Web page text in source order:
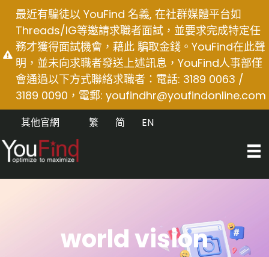
content
最近有騙徒以 YouFind 名義, 在社群媒體平台如
Threads/IG等邀請求職者面試，並要求完成特定任
務才獲得面試機會，藉此 騙取金錢。YouFind在此聲
明，並未向求職者發送上述訊息，YouFind人事部僅
會通過以下方式聯絡求職者：電話: 3189 0063 /
3189 0090，電郵: youfindhr@youfindonline.com
其他官網 EN
简
繁
world vision